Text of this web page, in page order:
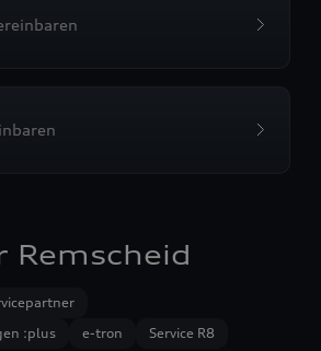
Remscheid
:plus
e-tron Service R8